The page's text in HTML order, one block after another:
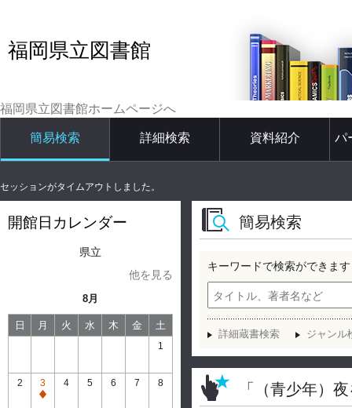
福岡県立図書館
福岡県立図書館ホームページへ
簡易検索 詳細検索 資料紹介 パ
セッションがタイムアウトしました。
開館日カレンダー
県立
他を見る
8月
日 月 火 水 木 金 土
1
2
3
通
4 5 6 7 8
簡易検索
キーワードで検索ができます
詳細蔵書検索 ジャンル
「（青少年）